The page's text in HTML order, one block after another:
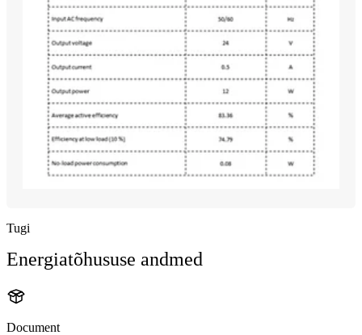
Tugi
Energiatõhususe andmed
Document